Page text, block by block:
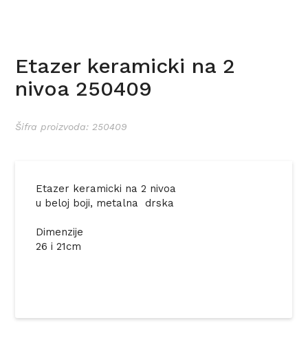
Etazer keramicki na 2
nivoa 250409
Šifra proizvoda: 250409
Etazer keramicki na 2 nivoa
u beloj boji, metalna drska
Dimenzije
26 i 21cm